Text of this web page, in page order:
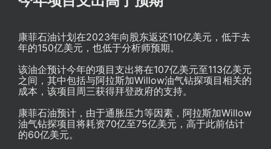
康菲石油计划在2023年向股东返还110亿美元，低于去
年的150亿美元，也低于分析师预期。
该油企预计今年的项目支出将在107亿美元至113亿美元
之间，其中包括与阿拉斯加Willow油气钻探项目相关的
成本，该项目周三获得拜登政府的支持。
康菲石油预计，由于通胀压力等因素，阿拉斯加Willow
油气钻探项目将耗资70亿至75亿美元，高于此前估计
的60亿美元。